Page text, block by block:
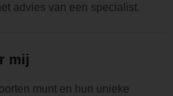
advies van een specialist.
mij
munt en hun unieke